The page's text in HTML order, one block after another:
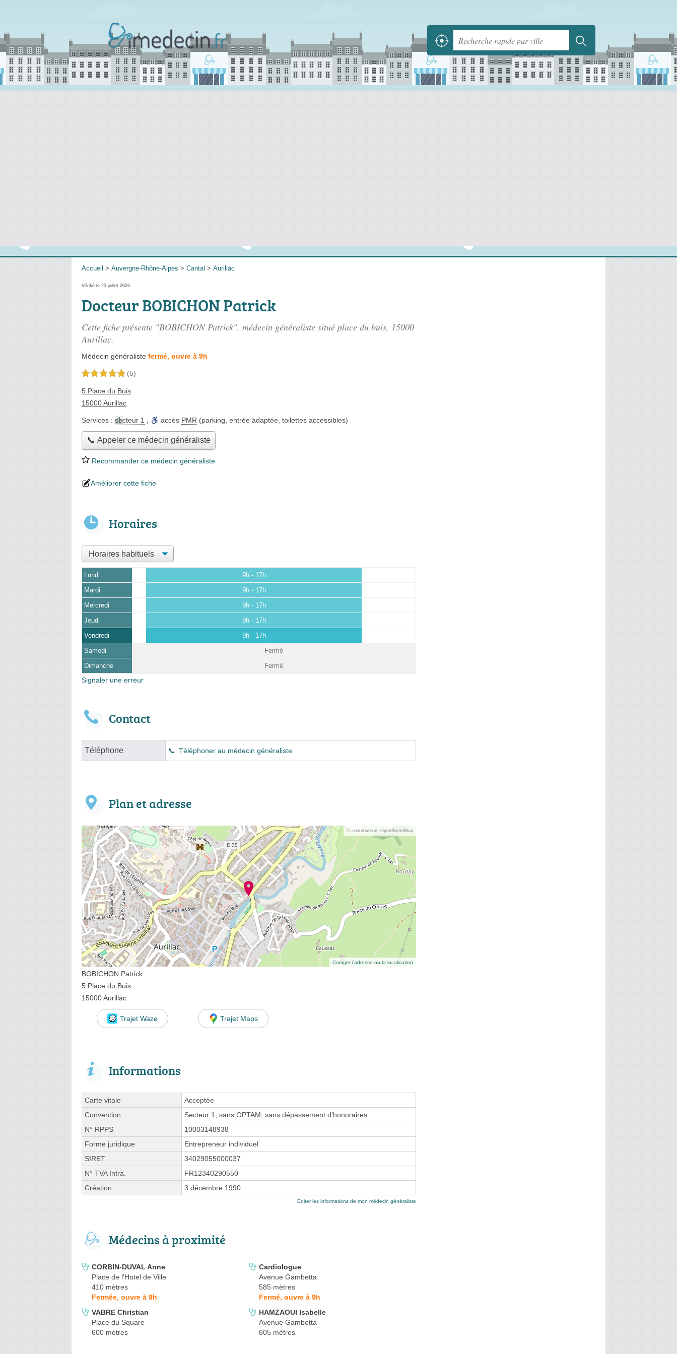
Accueil > Auvergne-Rhône-Alpes > Cantal > Aurillac
Vérifié le 23 juillet 2026
Docteur BOBICHON Patrick
Cette fiche présente "BOBICHON Patrick", médecin généraliste situé place du buis, 15000
Aurillac.
Médecin généraliste fermé, ouvre à 9h
5,0 étoiles sur 5 (5)
5 Place du Buis
15000 Aurillac
Services : secteur 1 accès PMR (parking, entrée adaptée, toilettes accessibles)
📞 Appeler ce médecin généraliste
Recommander ce médecin généraliste
Améliorer cette fiche
Horaires
Lundi 9h - 17h
Mardi 9h - 17h
Mercredi 9h - 17h
Jeudi 9h - 17h
Vendredi 9h - 17h
Samedi Fermé
Dimanche Fermé
Signaler une erreur
Contact
Téléphone Téléphoner au médecin généraliste
Plan et adresse
© contributeurs OpenStreetMap
Corriger l’adresse ou la localisation
BOBICHON Patrick
5 Place du Buis
15000 Aurillac
Trajet Waze Trajet Maps
Informations
Carte vitale
Acceptée
Convention
Secteur 1, sans OPTAM , sans dépassement d'honoraires
N° RPPS
10003148938
Forme juridique
Entrepreneur individuel
SIRET
34029055000037
N° TVA Intra.
FR12340290550
Création
3 décembre 1990
Éditer les informations de mon médecin généraliste
Médecins à proximité
CORBIN-DUVAL Anne
Place de l'Hotel de Ville
410 mètres
Fermée, ouvre à 9h
Cardiologue
Avenue Gambetta
585 mètres
Fermé, ouvre à 9h
VABRE Christian
Place du Square
600 mètres
HAMZAOUI Isabelle
Avenue Gambetta
605 mètres